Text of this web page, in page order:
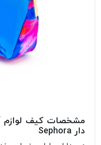
مشخصات کیف لوازم
دار Sephora